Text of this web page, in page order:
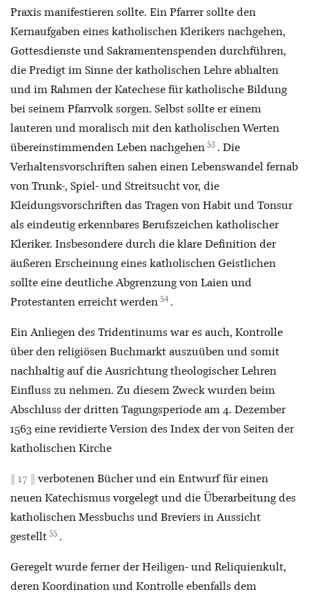
Praxis manifestieren sollte. Ein Pfarrer sollte den
Kernaufgaben eines katholischen Klerikers nachgehen,
Gottesdienste und Sakramentenspenden durchführen,
die Predigt im Sinne der katholischen Lehre abhalten
und im Rahmen der Katechese für katholische Bildung
bei seinem Pfarrvolk sorgen. Selbst sollte er einem
lauteren und moralisch mit den katholischen Werten
übereinstimmenden Leben nachgehen 53 . Die
Verhaltensvorschriften sahen einen Lebenswandel fernab
von Trunk-, Spiel- und Streitsucht vor, die
Kleidungsvorschriften das Tragen von Habit und Tonsur
als eindeutig erkennbares Berufszeichen katholischer
Kleriker. Insbesondere durch die klare Definition der
äußeren Erscheinung eines katholischen Geistlichen
sollte eine deutliche Abgrenzung von Laien und
Protestanten erreicht werden 54 .
Ein Anliegen des Tridentinums war es auch, Kontrolle
über den religiösen Buchmarkt auszuüben und somit
nachhaltig auf die Ausrichtung theologischer Lehren
Einfluss zu nehmen. Zu diesem Zweck wurden beim
Abschluss der dritten Tagungsperiode am 4. Dezember
1563 eine revidierte Version des Index der von Seiten der
katholischen Kirche
17
verbotenen Bücher und ein Entwurf für einen
neuen Katechismus vorgelegt und die Überarbeitung des
katholischen Messbuchs und Breviers in Aussicht
gestellt 55 .
Geregelt wurde ferner der Heiligen- und Reliquienkult,
deren Koordination und Kontrolle ebenfalls dem